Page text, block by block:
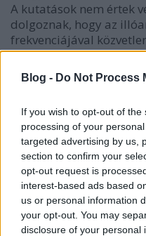
Blog - Do Not Process
If you wish to opt-out of
processing of your
targeted advertising by us,
section to confirm your
opt-out request is
interest-based ads based
us or personal information
your opt-out. You may
disclosure of your personal
A kutatások nem értek
dolgoznak, hogy az
frekvenciájával
tudják modulálni, és az
hozhassunk létre,
adótornyot. Ez azt
eredményezné, hogy a
homeopátiás
teljesítmény
egész belső
nyújthat a
ellen, pl. egy
esetén.